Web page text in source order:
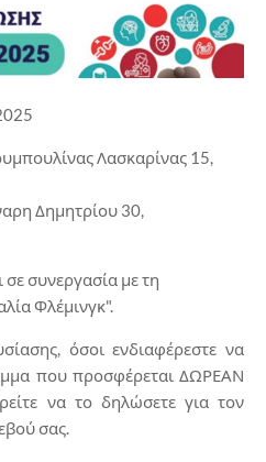
Λασκαρίνας 15,
Δημητρίου 30,
συνεργασία με τη
Φλέμινγκ".
όσοι ενδιαφέρεστε να
που προσφέρεται ΔΩΡΕΑΝ
να το δηλώσετε για τον
σας.